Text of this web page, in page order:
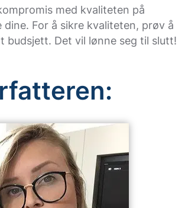
med kvaliteten på
dine. For å sikre kvaliteten, prøv å
budsjett. Det vil lønne seg til slutt!